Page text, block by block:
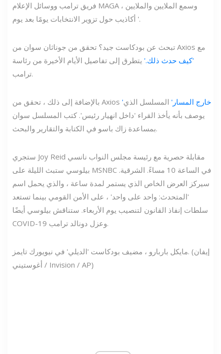
فريق ترامب ووسائل الإعلام MAGA ، وسمع الملايين والملايين
أكاذيب حول تزوير الانتخابات يومًا بعد يوم '.
تبحث عن بودكاست جيد؟ تحقق من جوناثان سوان من Axios مع
'كيف حدث ذلك.' يتطرق إلى تفاصيل الأيام الأخيرة من رئاسة
ترامب.
بالإضافة إلى ذلك ، تحقق من Axios 'خارج المسار' المسلسل الذي
يوصف بأنه يأخذ القراء 'داخل انهيار رئيس'. كتب المسلسل سوان
بمساعدة زاك باسو في الكتابة والتقارير والبحث.
ستجري Joy Reid مقابلة حصرية مع رئيسة مجلس النواب نانسي
بيلوسي ستبث الليلة على MSNBC في الساعة 10 مساءً. الشرقية.
سيركز العرض الخاص الذي يستمر لمدة ساعة ، والذي يحمل اسم
'المتحدث: واحد على واحد' ، على الأمن القومي بينما تستعد
سلطات إنفاذ القانون لتنصيب يوم الأربعاء. ستناقش بيلوسي أيضًا
COVID-19 وعزل دونالد ترامب.
مايكل باربارو ، مضيف بودكاست 'الديلي' في نيويورك تايمز. (إيفان
أغوستيني / Invision / AP)